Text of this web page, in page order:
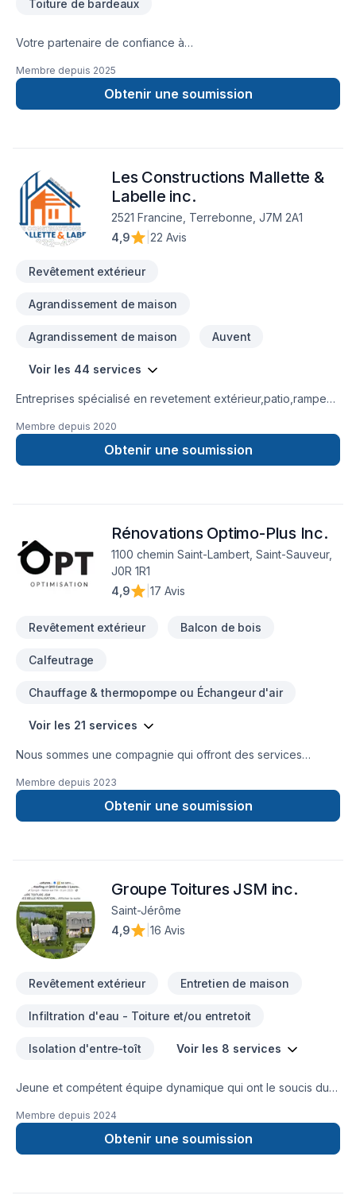
Toiture de bardeaux
Votre partenaire de confiance à
inc, spécialiste de toit de bardeux prêt à concrétiser vos
projets les plus ambitieux. Notre mission : concrétiser vos
projets tout en respectant vos exigences, vos délais et votre
et vos aspirations.
Membre depuis 2025
Obtenir une soumission
Les Constructions Mallette &
Labelle inc.
2521 Francine, Terrebonne, J7M 2A1
4,9
22 Avis
Revêtement extérieur
Agrandissement de maison
Agrandissement de maison Auvent
Voir les 44 services
Entreprises spécialisé en revetement extérieur,patio,rampe
Membre depuis 2020
Obtenir une soumission
Rénovations Optimo-Plus Inc.
1100 chemin Saint-Lambert, Saint-Sauveur,
J0R 1R1
4,9
17 Avis
Revêtement extérieur Balcon de bois
Calfeutrage
Chauffage & thermopompe ou Échangeur d'air
Voir les 21 services
Nous sommes une compagnie qui offront des services
comfort pour votre maison.
Membre depuis 2023
Obtenir une soumission
Groupe Toitures JSM inc.
Saint-Jérôme
4,9
16 Avis
Revêtement extérieur Entretien de maison
Infiltration d'eau - Toiture et/ou entretoit
Isolation d'entre-toît Voir les 8 services
Jeune et compétent équipe dynamique qui ont le soucis du
sont une de nos première priorité avant chaque étape de
Membre depuis 2024
Obtenir une soumission